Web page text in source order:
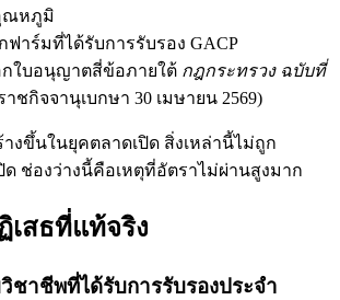
ณหภูมิ
ฟาร์มที่ได้รับการรับรอง GACP
ใบอนุญาตสี่ข้อภายใต้ กฎกระทรวง ฉบับที่
าชกิจจานุเบกษา 30 เมษายน 2569)
งขึ้นในยุคตลาดเปิด สิ่งเหล่านี้ไม่ถูก
ช่องว่างนี้คือเหตุที่อัตราไม่ผ่านสูงมาก
เสธที่แท้จริง
ชาชีพที่ได้รับการรับรองประจำ